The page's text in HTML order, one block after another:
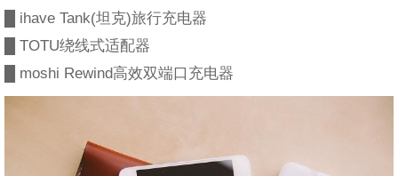
█ ihave Tank(坦克)旅行充电器
█ TOTU绕线式适配器
█ moshi Rewind高效双端口充电器